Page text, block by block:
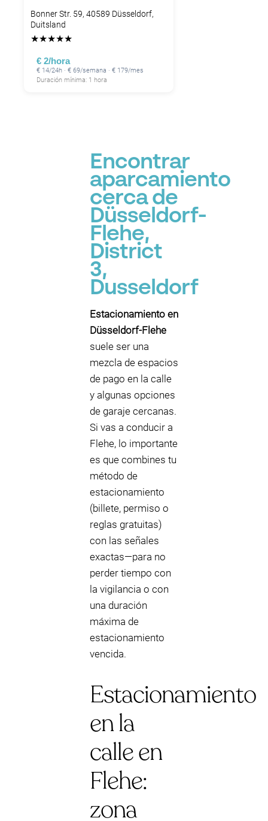
Bonner Str. 59, 40589 Düsseldorf,
Duitsland
★★★★★
€ 2/hora
€ 14/24h · € 69/semana · € 179/mes
Duración mínima: 1 hora
Encontrar
aparcamiento
cerca de
Düsseldorf-
Flehe,
District
3,
Dusseldorf
Estacionamiento en
Düsseldorf-Flehe
suele ser una
mezcla de espacios
de pago en la calle
y algunas opciones
de garaje cercanas.
Si vas a conducir a
Flehe, lo importante
es que combines tu
método de
estacionamiento
(billete, permiso o
reglas gratuitas)
con las señales
exactas—para no
perder tiempo con
la vigilancia o con
una duración
máxima de
estacionamiento
vencida.
Estacionamiento
en la
calle en
Flehe:
zona